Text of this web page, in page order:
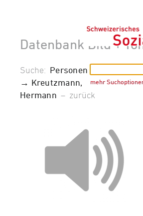
Datenbank Bild +
mehr
Suche: Personen
→ Kreutzmann,
Hermann – zurück